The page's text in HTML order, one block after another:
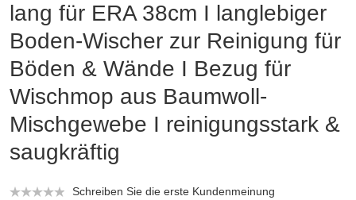
lang für ERA 38cm I langlebiger
Boden-Wischer zur Reinigung für
Böden & Wände I Bezug für
Wischmop aus Baumwoll-
Mischgewebe I reinigungsstark &
saugkräftig
Schreiben Sie die erste Kundenmeinung